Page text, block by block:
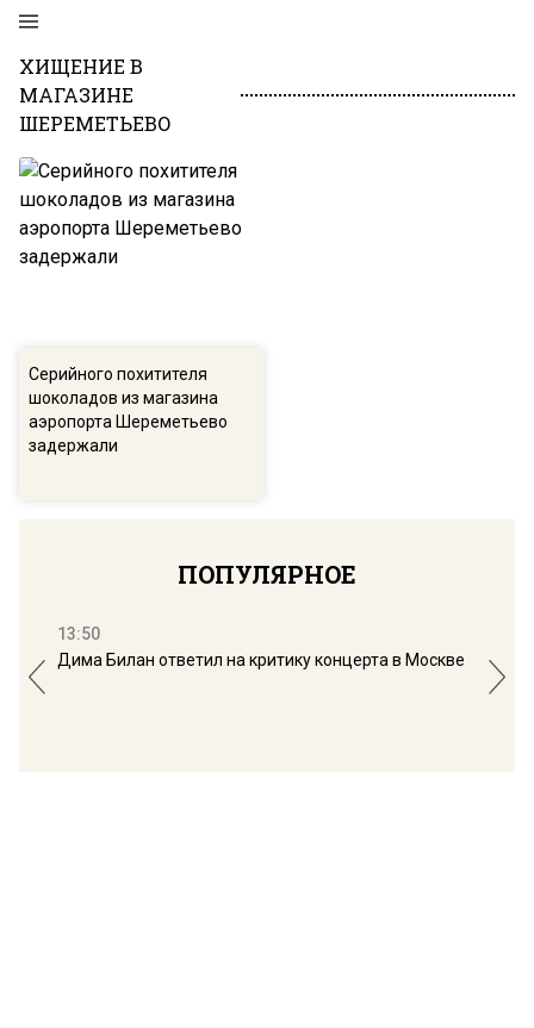
ХИЩЕНИЕ В
МАГАЗИНЕ
ШЕРЕМЕТЬЕВО
Серийного похитителя
шоколадов из магазина
аэропорта Шереметьево
задержали
ПОПУЛЯРНОЕ
13:50
Дима Билан ответил на критику концерта в Москве